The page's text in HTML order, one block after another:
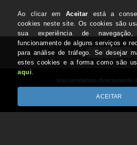
CONTACTOS
Nao vendemos directamente
Desenvolvido por